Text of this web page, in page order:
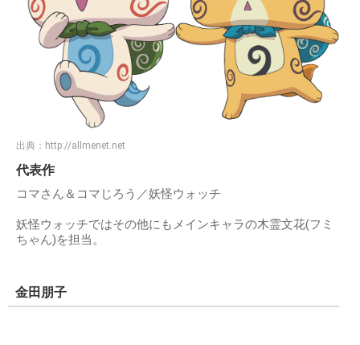
出典： http://allmenet.net
代表作
コマさん＆コマじろう／妖怪ウォッチ
妖怪ウォッチではその他にもメインキャラの木霊文花(フミ
ちゃん)を担当。
金田朋子